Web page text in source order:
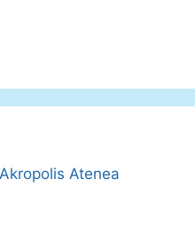
Atenea